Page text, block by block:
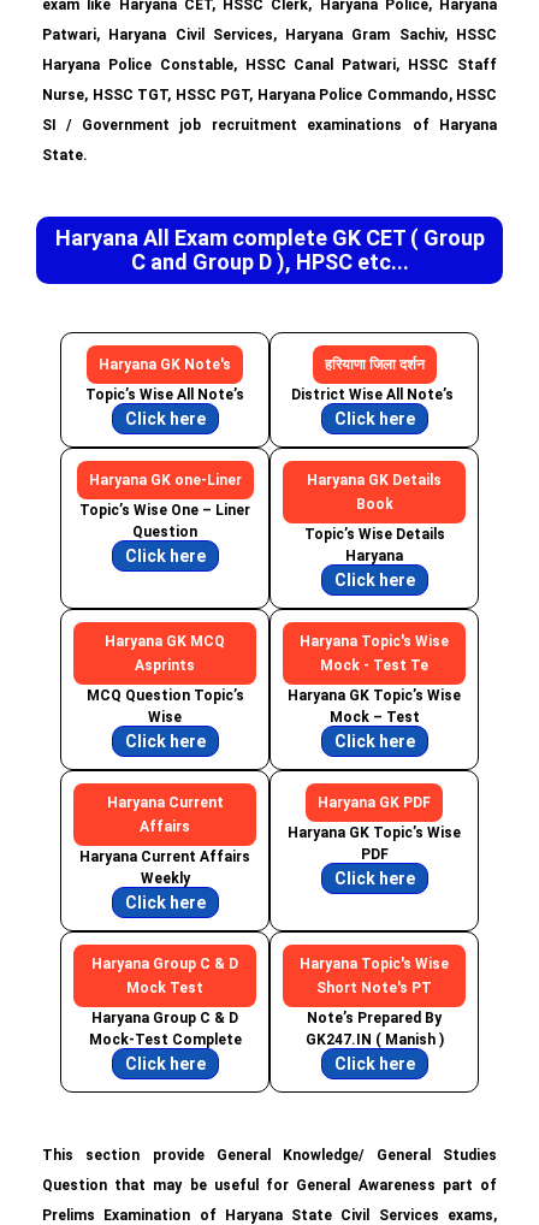
exam like Haryana CET, HSSC Clerk, Haryana Police, Haryana
Patwari, Haryana Civil Services, Haryana Gram Sachiv, HSSC
Haryana Police Constable, HSSC Canal Patwari, HSSC Staff
Nurse, HSSC TGT, HSSC PGT, Haryana Police Commando, HSSC
SI / Government job recruitment examinations of Haryana
State.
Haryana All Exam complete GK CET ( Group
C and Group D ), HPSC etc...
Haryana GK Note's
Topic’s Wise All Note’s
Click here
हरियाणा जिला दर्शन
District Wise All Note’s
Click here
Haryana GK one-Liner
Topic’s Wise One – Liner
Question
Click here
Haryana GK Details
Book
Topic’s Wise Details
Haryana
Click here
Haryana GK MCQ
Asprints
MCQ Question Topic’s
Wise
Click here
Haryana Topic's Wise
Mock - Test Te
Haryana GK Topic’s Wise
Mock – Test
Click here
Haryana Current
Affairs
Haryana Current Affairs
Weekly
Click here
Haryana GK PDF
Haryana GK Topic’s Wise
PDF
Click here
Haryana Group C & D
Mock Test
Haryana Group C & D
Mock-Test Complete
Click here
Haryana Topic's Wise
Short Note's PT
Note’s Prepared By
GK247.IN ( Manish )
Click here
This section provide General Knowledge/ General Studies
Question that may be useful for General Awareness part of
Prelims Examination of Haryana State Civil Services exams,